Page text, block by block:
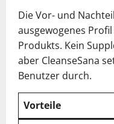
Die Vor- und
ausgewogenes
Produkts. Kein
aber CleanseSana
Benutzer durch.
Vorteile